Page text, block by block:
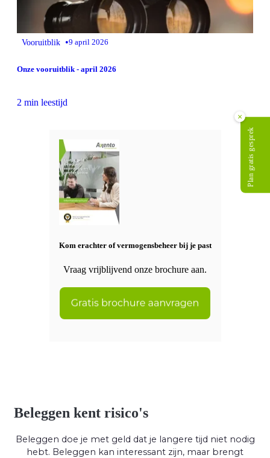
Vooruitblik •9 april 2026
Onze vooruitblik - april 2026
2 min leestijd
Kom erachter of vermogensbeheer bij je past
Vraag vrijblijvend onze brochure aan.
Beleggen kent risico's
Beleggen doe je met geld dat je langere tijd niet nodig
hebt. Beleggen kan interessant zijn, maar brengt
×
Plan gratis gesprek